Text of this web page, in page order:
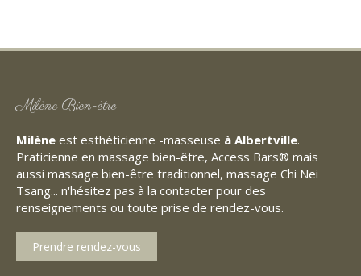
Milène Bien-être
Milène est esthéticienne -masseuse à Albertville.
Praticienne en massage bien-être, Access Bars® mais
aussi massage bien-être traditionnel, massage Chi Nei
Tsang... n'hésitez pas à la contacter pour des
renseignements ou toute prise de rendez-vous.
Prendre rendez-vous